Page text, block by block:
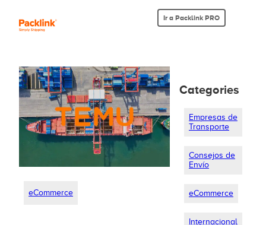
Ir a Packlink PRO
eCommerce
Categories
Empresas de
Transporte
Consejos de
Envío
eCommerce
Internacional